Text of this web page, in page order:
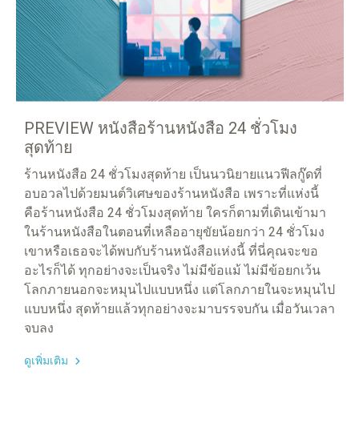
PREVIEW หนังสือร้านหนังสือ 24 ชั่วโมง
สุดท้าย
ร้านหนังสือ 24 ชั่วโมงสุดท้าย เป็นนวนิยายแนวฟีลกู๊ดที่
อบอวลไปด้วยมนต์วิเศษของร้านหนังสือ เพราะที่แห่งนี้
คือร้านหนังสือ 24 ชั่วโมงสุดท้าย ใครก็ตามที่เดินเข้ามา
ในร้านหนังสือในตอนที่เหลืออายุขัยน้อยกว่า 24 ชั่วโมง
เขาหรือเธอจะได้พบกับร้านหนังสือแห่งนี้ ที่นี่คุณจะขอ
อะไรก็ได้ ทุกอย่างจะเป็นจริง ไม่มีข้อแม้ ไม่มีข้อยกเว้น
โลกภายนอกจะหมุนไปแบบหนึ่ง แต่โลกภายในจะหมุนไป
แบบหนึ่ง สุดท้ายแล้วทุกอย่างจะมาบรรจบกัน เมื่อวันเวลา
จบลง
ดูเพิ่มเติม